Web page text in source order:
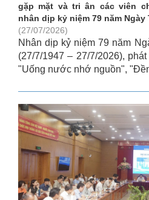
gặp mặt và tri ân các viên
nhân dịp kỷ niệm 79 năm
(27/07/2026)
Nhân dịp kỷ niệm 79 năm
(27/7/1947 – 27/7/2026),
"Uống nước nhớ nguồn",